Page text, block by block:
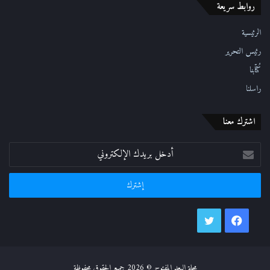
ي
روابط سريعة
الرئيسية
رئيس التحرير
كُتّابنا
راسلنا
اشترك معنا
أدخل
بريدك
الإلكتروني
فيسبوك